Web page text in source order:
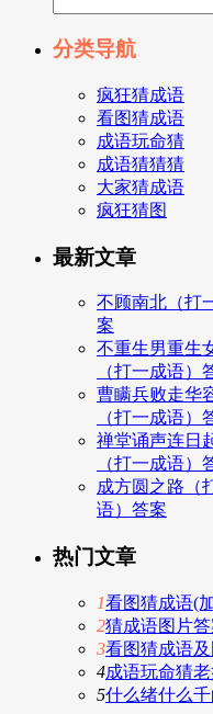
分类导航
疯狂猜成语
看图猜成语
成语玩命猜
成语猜猜猜
大家猜成语
疯狂猜图
最新文章
不顾南北（打
案
不重生男重生
（打一成语）
曹瞒兵败走华
（打一成语）
禅堂诵声连日
（打一成语）
成方圆之路（
语）答案
热门文章
1看图猜成语(
2猜成语图片
3看图猜成语
4成语玩命猜
5什么绪什么